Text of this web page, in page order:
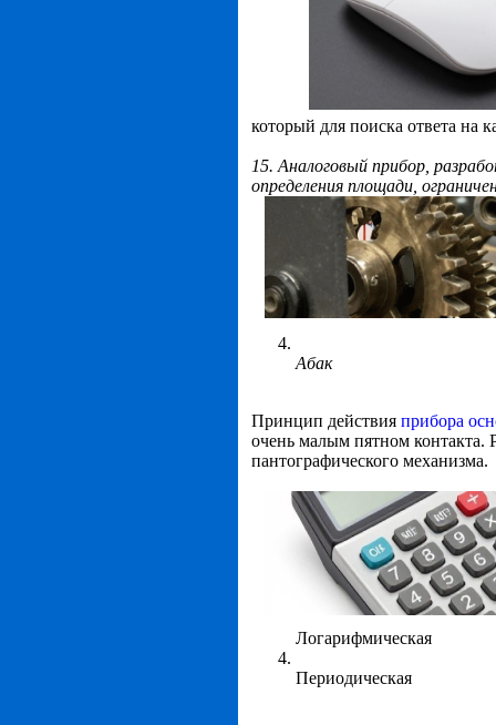
который для поиска ответа на
15. Аналоговый прибор,
определения площади,
Абак
Принцип действия прибора
очень малым пятном контакта.
пантографического механизма.
Логарифмическая
Периодическая